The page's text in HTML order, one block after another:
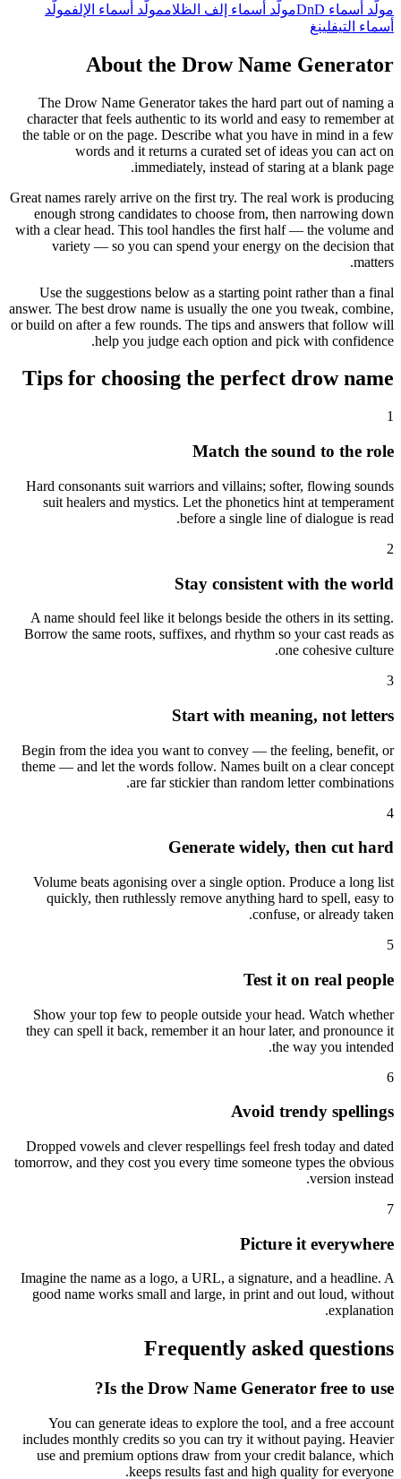
مولّد أسماء DnD مولّد أسماء إلف الظلاممولّد أسماء الإلفمولّد
أسماء التيفلينغ
About the Drow Name Generator
The Drow Name Generator takes the hard part out of naming a
character that feels authentic to its world and easy to remember at
the table or on the page. Describe what you have in mind in a few
words and it returns a curated set of ideas you can act on
immediately, instead of staring at a blank page.
Great names rarely arrive on the first try. The real work is producing
enough strong candidates to choose from, then narrowing down
with a clear head. This tool handles the first half — the volume and
variety — so you can spend your energy on the decision that
matters.
Use the suggestions below as a starting point rather than a final
answer. The best drow name is usually the one you tweak, combine,
or build on after a few rounds. The tips and answers that follow will
help you judge each option and pick with confidence.
Tips for choosing the perfect drow name
1
Match the sound to the role
Hard consonants suit warriors and villains; softer, flowing sounds
suit healers and mystics. Let the phonetics hint at temperament
before a single line of dialogue is read.
2
Stay consistent with the world
A name should feel like it belongs beside the others in its setting.
Borrow the same roots, suffixes, and rhythm so your cast reads as
one cohesive culture.
3
Start with meaning, not letters
Begin from the idea you want to convey — the feeling, benefit, or
theme — and let the words follow. Names built on a clear concept
are far stickier than random letter combinations.
4
Generate widely, then cut hard
Volume beats agonising over a single option. Produce a long list
quickly, then ruthlessly remove anything hard to spell, easy to
confuse, or already taken.
5
Test it on real people
Show your top few to people outside your head. Watch whether
they can spell it back, remember it an hour later, and pronounce it
the way you intended.
6
Avoid trendy spellings
Dropped vowels and clever respellings feel fresh today and dated
tomorrow, and they cost you every time someone types the obvious
version instead.
7
Picture it everywhere
Imagine the name as a logo, a URL, a signature, and a headline. A
good name works small and large, in print and out loud, without
explanation.
Frequently asked questions
Is the Drow Name Generator free to use?
You can generate ideas to explore the tool, and a free account
includes monthly credits so you can try it without paying. Heavier
use and premium options draw from your credit balance, which
keeps results fast and high quality for everyone.